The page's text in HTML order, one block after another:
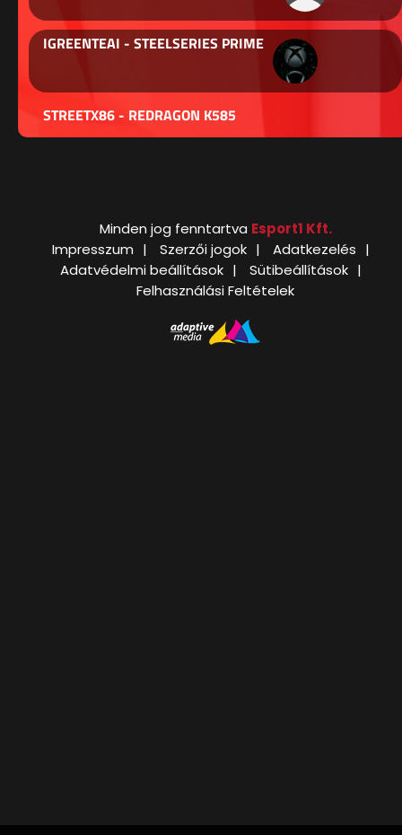
IGREENTEAI - STEELSERIES PRIME
STREETX86 - REDRAGON K585
Minden jog fenntartva Esport1 Kft.
Impresszum
Szerzői jogok
Adatkezelés
Adatvédelmi beállítások
Sütibeállítások
Felhasználási Feltételek